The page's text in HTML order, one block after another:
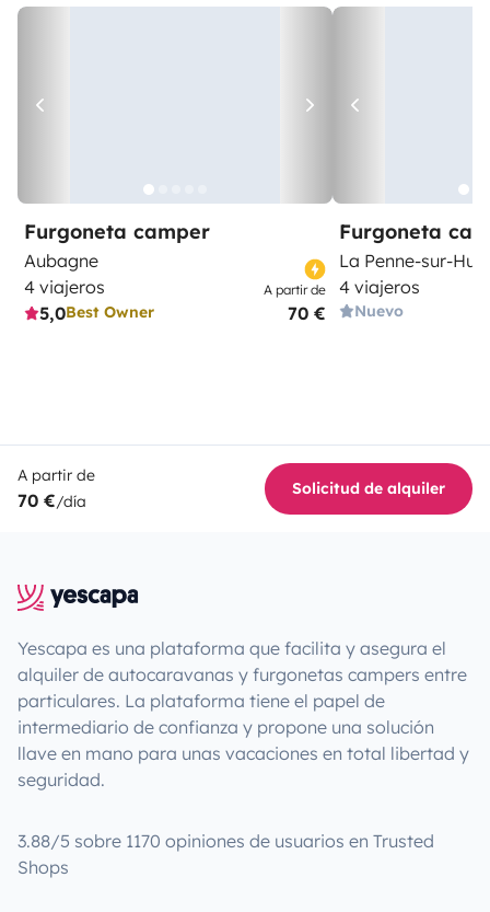
Furgoneta camper
Aubagne
4 viajeros
5,0Best Owner
A partir de
70 €
Furgoneta
La Penne-sur-
4 viajeros
Nuevo
A partir de
70 €/día
Solicitud de alquiler
Yescapa es una plataforma que facilita y asegura el
alquiler de autocaravanas y furgonetas campers entre
particulares. La plataforma tiene el papel de
intermediario de confianza y propone una solución
llave en mano para unas vacaciones en total libertad y
seguridad.
3.88/5 sobre 1170 opiniones de usuarios en Trusted
Shops